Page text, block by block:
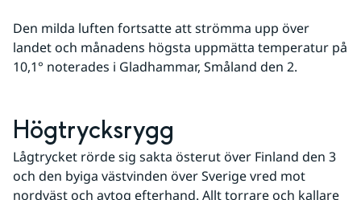
Den milda luften fortsatte att strömma upp över
landet och månadens högsta uppmätta temperatur på
10,1° noterades i Gladhammar, Småland den 2.
Högtrycksrygg
Lågtrycket rörde sig sakta österut över Finland den 3
och den byiga västvinden över Sverige vred mot
nordväst och avtog efterhand. Allt torrare och kallare